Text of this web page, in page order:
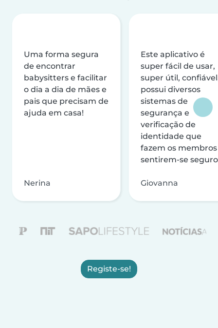
Uma forma segura
de encontrar
babysitters e facilitar
o dia a dia de mães e
pais que precisam de
ajuda em casa!
Nerina
Este aplicativo é
super fácil de usar,
super útil,
possui diversos
sistemas de
segurança e
verificação de
identidade que
fazem os membros
sentirem-se
Giovanna
Registe-se!